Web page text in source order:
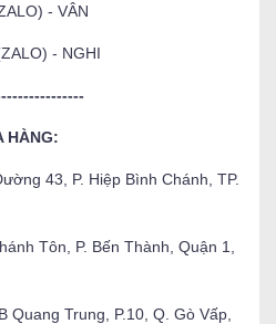
- VÂN
- NGHI
HÀNG:
43, P. Hiệp Bình Chánh, TP.
Tôn, P. Bến Thành, Quận 1,
Quang Trung, P.10, Q. Gò Vấp,